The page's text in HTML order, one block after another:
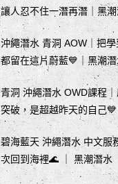
讓人忍不住一潛再潛｜黑
沖繩潛水 青洞 AOW｜把
都留在這片蔚藍💙｜黑潮潛
青洞 沖繩潛水 OWD課程
突破，是超越昨天的自己
碧海藍天 沖繩潛水 中文服
次回到海裡🌊 ｜ 黑潮潛水